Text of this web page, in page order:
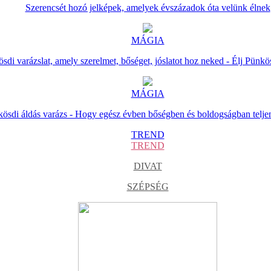
Szerencsét hozó jelképek, amelyek évszázadok óta velünk élnek
MÁGIA
varázslat, amely szerelmet, bőséget, jóslatot hoz neked - Élj
MÁGIA
áldás varázs - Hogy egész évben bőségben és boldogságban
TREND
TREND
DIVAT
SZÉPSÉG